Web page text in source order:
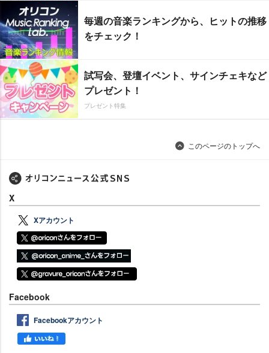
毎週の音楽ランキングから、ヒットの推移
をチェック！
試写会、登壇イベント、サインチェキなど
プレゼント！
プレゼント特集
このページのトップへ
X
Xアカウント
Facebook
Facebookアカウント